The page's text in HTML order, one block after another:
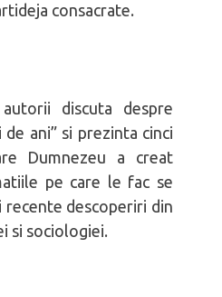
consacrate.
discuta despre
de ani” si prezinta cinci
Dumnezeu a creat
pe care le fac se
recente descoperiri din
si sociologiei.